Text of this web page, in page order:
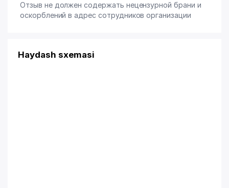
Отзыв не должен содержать нецензурной брани и
оскорблений в адрес сотрудников организации
Haydash sxemasi